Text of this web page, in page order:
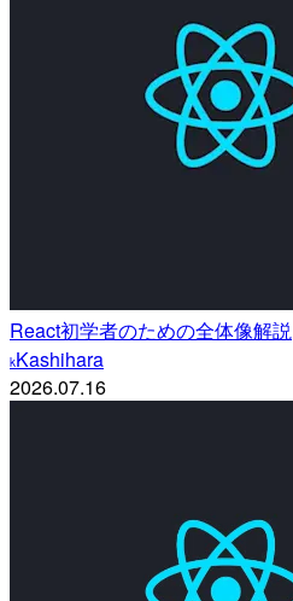
React初学者のための全体像解説
kKashihara
2026.07.16